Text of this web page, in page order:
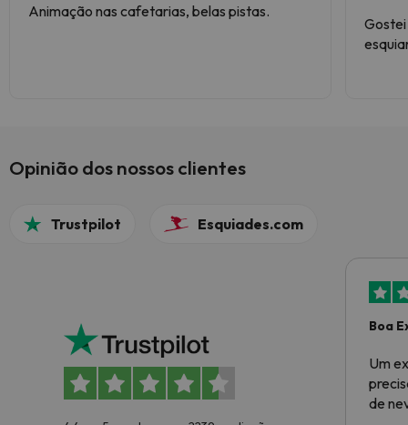
Animação nas cafetarias, belas pistas.
Opinião dos nossos clientes
Trustpilot Esquiades.com
Boa
Um
de